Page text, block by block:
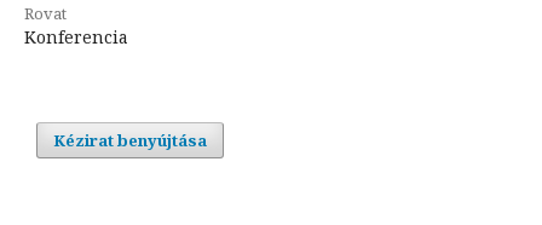
Rovat
Konferencia
Kézirat benyújtása